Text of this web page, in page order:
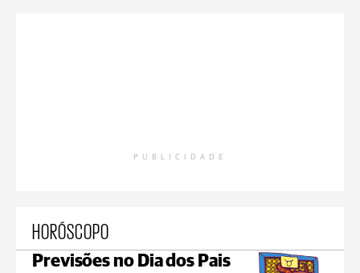
PUBLICIDADE
HORÓSCOPO
Previsões no Dia dos Pais